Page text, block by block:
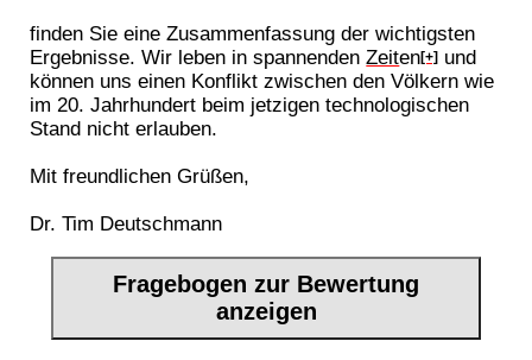
finden Sie eine Zusammenfassung der wichtigsten
Ergebnisse. Wir leben in spannendenZeiten[+] und
können uns einen Konflikt zwischen den Völkern wie
im 20. Jahrhundert beim jetzigen technologischen
Stand nicht erlauben.
Mit freundlichen Grüßen,
Dr. Tim Deutschmann
Fragebogen zur Bewertung
anzeigen